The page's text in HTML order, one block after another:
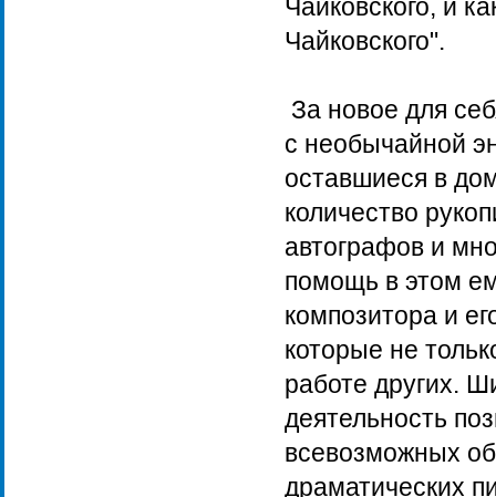
Чайковского, и
Чайковского".
За новое для
с необычайной
оставшиеся в
количество
автографов и
помощь в этом
композитора и
которые не
работе других.
деятельность
всевозможных
драматических